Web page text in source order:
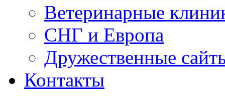
Ветеринарные
СНГ и Европа
Дружественные
Контакты